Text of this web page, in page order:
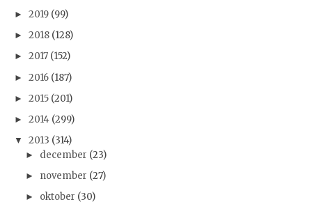
► 2019 (99)
► 2018 (128)
► 2017 (152)
► 2016 (187)
► 2015 (201)
► 2014 (299)
▼ 2013 (314)
► december (23)
► november (27)
► oktober (30)